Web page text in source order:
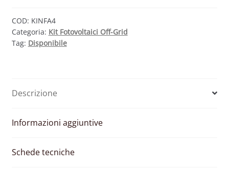
5.6
KW
48V
AGM
AH
COD: KINFA4
Categoria: Kit Fotovoltaici Off-Grid
Tag: Disponibile
Descrizione
Informazioni aggiuntive
Schede tecniche